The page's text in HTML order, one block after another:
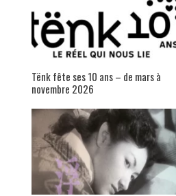
Tënk fête ses 10 ans – de mars à
novembre 2026